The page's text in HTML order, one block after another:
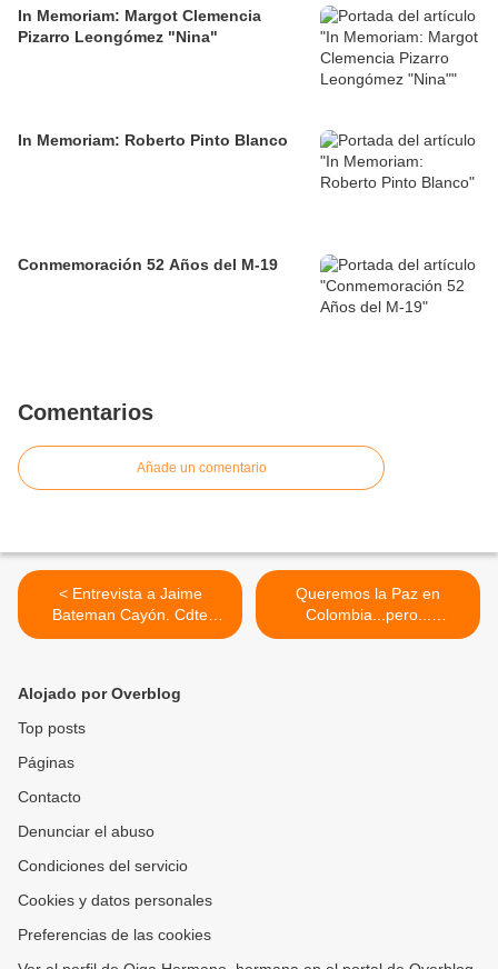
In Memoriam: Margot Clemencia
Pizarro Leongómez "Nina"
In Memoriam: Roberto Pinto Blanco
Conmemoración 52 Años del M-19
Comentarios
Añade un comentario
< Entrevista a Jaime
Bateman Cayón. Cdte
General M-19 (Julio de
Queremos la Paz en
Colombia...pero...
(Septiembre de 1981) >
Alojado por Overblog
Top posts
Páginas
Contacto
Denunciar el abuso
Condiciones del servicio
Cookies y datos personales
Preferencias de las cookies